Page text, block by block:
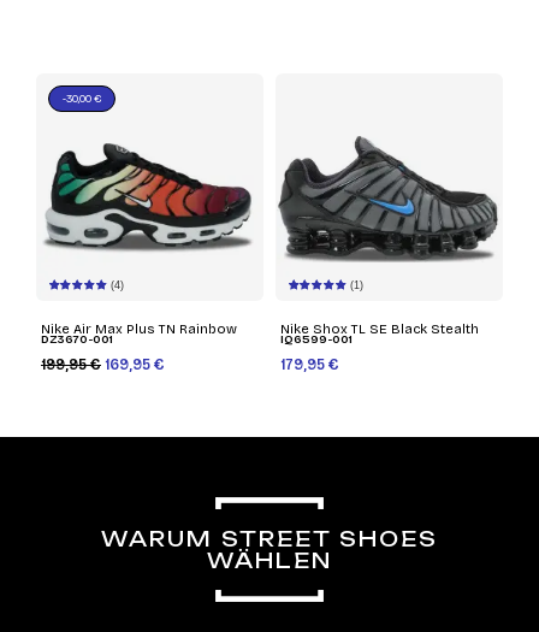
(4)
Nike Air Max Plus TN Rainbow
DZ3670-001
199,95 € 169,95 €
-30,00 €
(1)
Nike Shox TL SE Black Stealth
IQ6599-001
179,95 €
WARUM STREET SHOES
WÄHLEN